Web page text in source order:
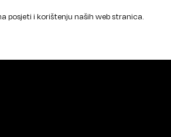
posjeti i korištenju naših web stranica.